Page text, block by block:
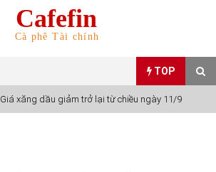
Cafefin
Cà phê Tài chính
TOP
Giá xăng dầu giảm trở lại từ chiều ngày 11/9